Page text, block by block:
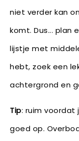
niet verder kan
komt. Dus... plan
lijstje met
hebt, zoek een
achtergrond en
Tip: ruim voordat
goed op.